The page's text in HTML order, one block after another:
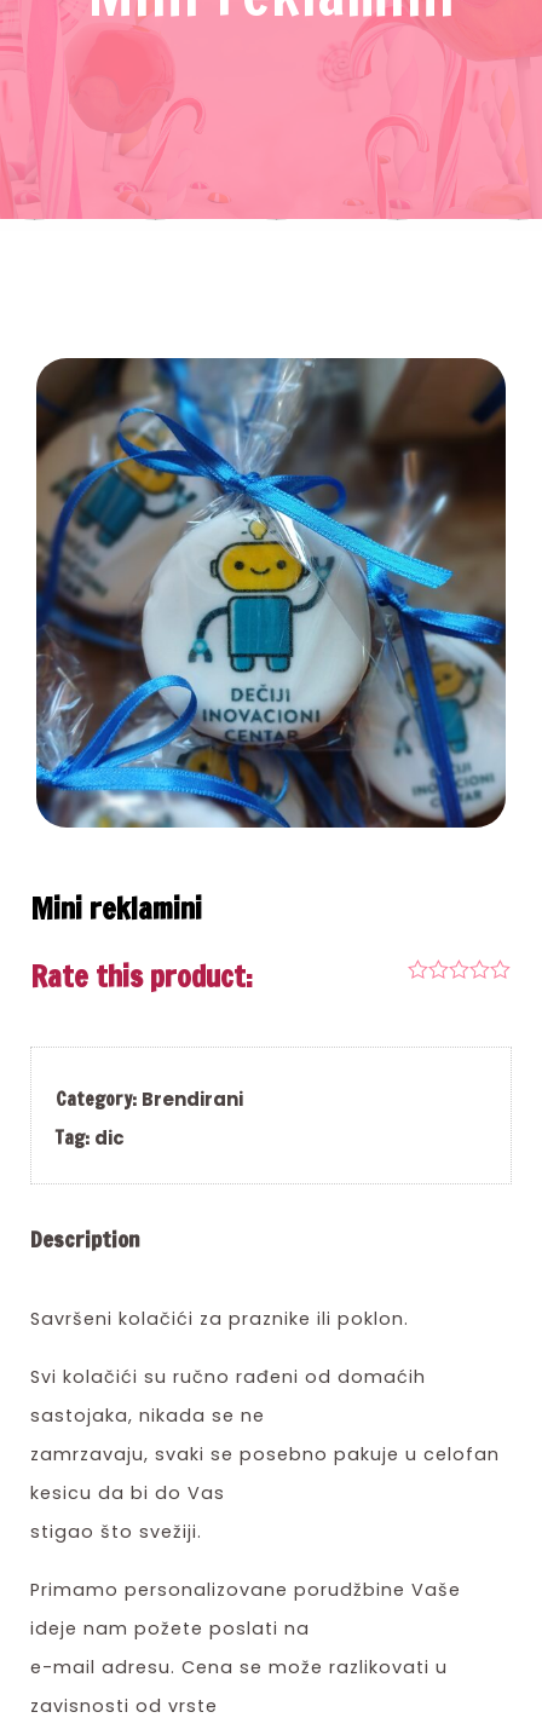
Mini reklamini
Rate this product:
Category: Brendirani
Tag: dic
Description
Savršeni kolačići za praznike ili poklon.
Svi kolačići su ručno rađeni od domaćih
sastojaka, nikada se ne
zamrzavaju, svaki se posebno pakuje u celofan
kesicu da bi do Vas
stigao što svežiji.
Primamo personalizovane porudžbine Vaše
ideje nam požete poslati na
e-mail adresu. Cena se može razlikovati u
zavisnosti od vrste